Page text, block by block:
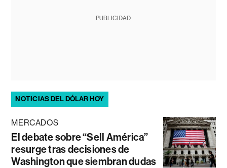
PUBLICIDAD
NOTICIAS DEL DÓLAR HOY
MERCADOS
El debate sobre “Sell América”
resurge tras decisiones de
Washington que siembran dudas